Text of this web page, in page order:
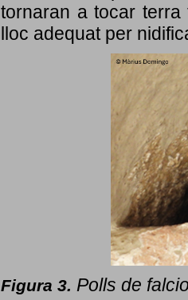
tornaran a tocar
lloc adequat per
Figura 3. Polls de